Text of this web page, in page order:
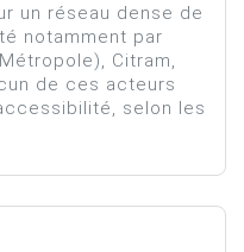
un réseau dense de
notamment par
Citram,
de ces acteurs
selon les